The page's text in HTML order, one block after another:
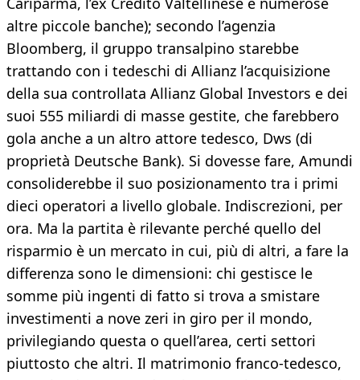
altre piccole banche); secondo l’agenzia
Bloomberg, il gruppo transalpino starebbe
trattando con i tedeschi di Allianz l’acquisizione
della sua controllata Allianz Global Investors e dei
suoi 555 miliardi di masse gestite, che farebbero
gola anche a un altro attore tedesco, Dws (di
proprietà Deutsche Bank). Si dovesse fare, Amundi
consoliderebbe il suo posizionamento tra i primi
dieci operatori a livello globale. Indiscrezioni, per
ora. Ma la partita è rilevante perché quello del
risparmio è un mercato in cui, più di altri, a fare la
differenza sono le dimensioni: chi gestisce le
somme più ingenti di fatto si trova a smistare
investimenti a nove zeri in giro per il mondo,
privilegiando questa o quell’area, certi settori
piuttosto che altri. Il matrimonio franco-tedesco,